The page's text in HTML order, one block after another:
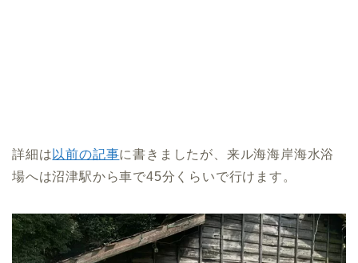
詳細は 以前の記事に書きましたが、来ル海海岸海水浴
場へは沼津駅から車で45分くらいで行けます。